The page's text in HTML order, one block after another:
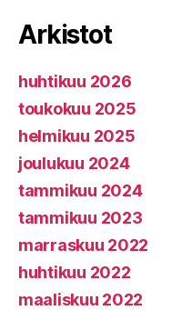
Arkistot
huhtikuu 2026
toukokuu 2025
helmikuu 2025
joulukuu 2024
tammikuu 2024
tammikuu 2023
marraskuu 2022
huhtikuu 2022
maaliskuu 2022